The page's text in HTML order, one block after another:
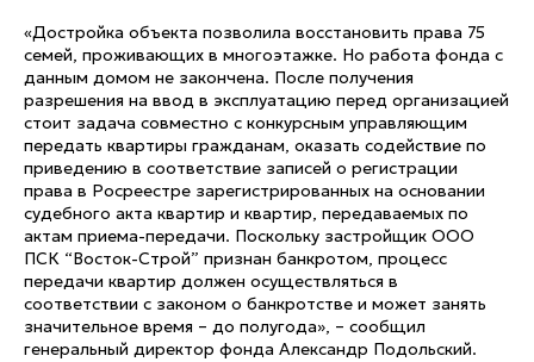
«Достройка объекта позволила восстановить права 75
семей, проживающих в многоэтажке. Но работа фонда с
данным домом не закончена. После получения
разрешения на ввод в эксплуатацию перед организацией
стоит задача совместно с конкурсным управляющим
передать квартиры гражданам, оказать содействие по
приведению в соответствие записей о регистрации
права в Росреестре зарегистрированных на основании
судебного акта квартир и квартир, передаваемых по
актам приема-передачи. Поскольку застройщик ООО
ПСК “Восток-Строй” признан банкротом, процесс
передачи квартир должен осуществляться в
соответствии с законом о банкротстве и может занять
значительное время – до полугода», – сообщил
генеральный директор фонда Александр Подольский.